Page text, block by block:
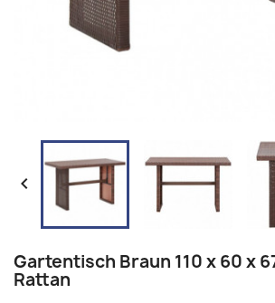

Gartentisch Braun 110 x 60 x
Rattan